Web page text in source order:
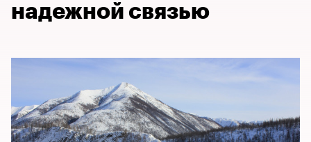
надежной связью